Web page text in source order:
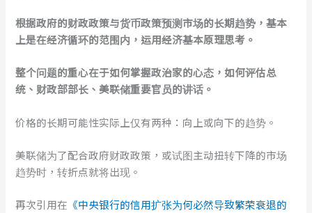
根据政府的财政政策与货币政策预测市场的长期趋势，基本
上是在经济循环的范围内，运用经济基本原理思考。
整个问题的重心在于如何掌握政治家的心态，如何评估总
统、财政部部长、美联储重要官员的讲话。
价格的长期可能性实际上仅有两种：向上或向下的趋势。
美联储为了配合政府财政政策，或试图主动扭转下降的市场
趋势时，转折点就将出现。
再次引用在 《中央银行的信用扩张为何必然导致繁荣衰退的